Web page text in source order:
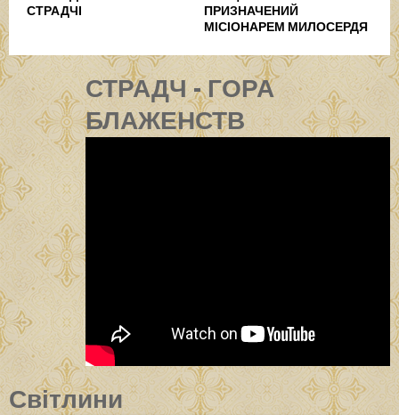
СТРАДЧІ
ПРИЗНАЧЕНИЙ
МІСІОНАРЕМ МИЛОСЕРДЯ
СТРАДЧ - ГОРА
БЛАЖЕНСТВ
Світлини